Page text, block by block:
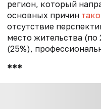
регион, который
основных причин
отсутствие
место жительства (по
(25%),
***